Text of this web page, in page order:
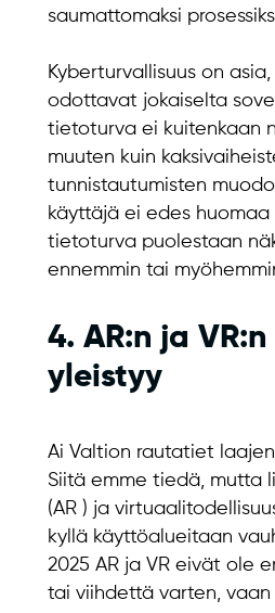
saumattomaksi
Kyberturvallisuus on
odottavat jokaiselta
tietoturva ei kuitenkaan
muuten kuin
tunnistautumisten
käyttäjä ei edes huomaa
tietoturva puolestaan
ennemmin tai
4. AR:n ja
yleistyy
Ai Valtion rautatiet
Siitä emme tiedä, mutta
(AR ) ja
kyllä käyttöalueitaan
2025 AR ja VR eivät ole
tai viihdettä varten,